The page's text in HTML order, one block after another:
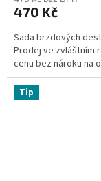
470 Kč
Sada brzdových
Prodej ve zvláštním
cenu bez nároku na
Tip